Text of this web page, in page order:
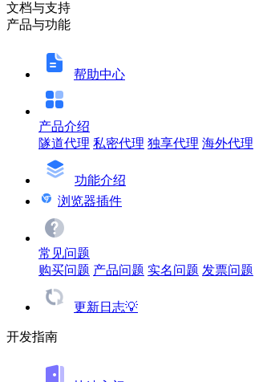
文档与支持
产品与功能
帮助中心
产品介绍
隧道代理 私密代理 独享代理 海外代理
功能介绍
浏览器插件
常见问题
购买问题 产品问题 实名问题 发票问题
更新日志💡
开发指南